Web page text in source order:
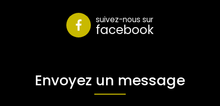
suivez-nous sur
facebook
Envoyez un message